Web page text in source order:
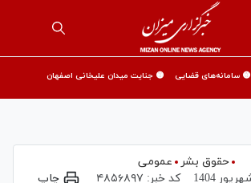
🟡 سامانه‌های قضایی 🟡 جنایت میدان علیخانی اصفهان
حقوق بشر
عمومی
کد خبر: ۴۸۵۶۸۹۷ چاپ